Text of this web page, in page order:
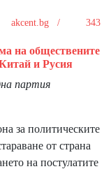
akcent.bg / 343
на обществените
и Русия
партия
за политическите
от страна
на постулатите